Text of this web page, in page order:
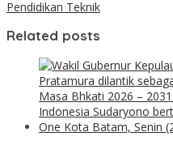
Pendidikan Teknik
Related posts